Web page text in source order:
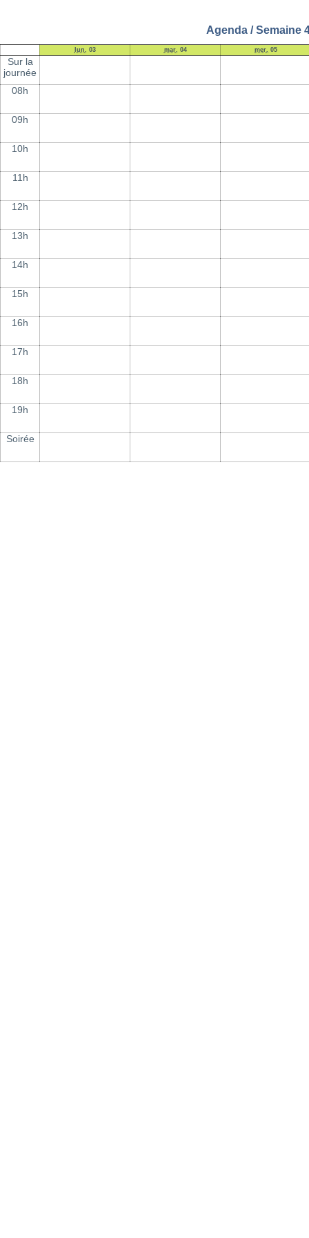
Agenda / Semaine
lun. 03 mar. 04 mer. 05
Sur la
journée
08h
09h
10h
11h
12h
13h
14h
15h
16h
17h
18h
19h
Soirée